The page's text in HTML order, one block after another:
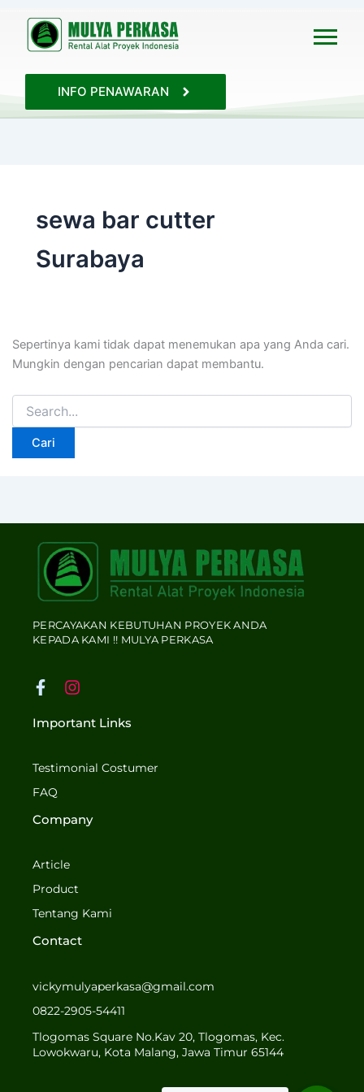
INFO PENAWARAN
sewa bar cutter
Surabaya
Sepertinya kami tidak dapat menemukan apa yang Anda cari.
Mungkin dengan pencarian dapat membantu.
Cari
untuk:
PERCAYAKAN KEBUTUHAN PROYEK ANDA
KEPADA KAMI !! MULYA PERKASA
F
c
o
o
k
-
I
s
g
m
Important Links
Testimonial Costumer
FAQ
Company
Article
Product
Tentang Kami
Contact
vickymulyaperkasa@gmail.com
0822-2905-54411
Tlogomas Square No.Kav 20, Tlogomas, Kec.
Lowokwaru, Kota Malang, Jawa Timur 65144